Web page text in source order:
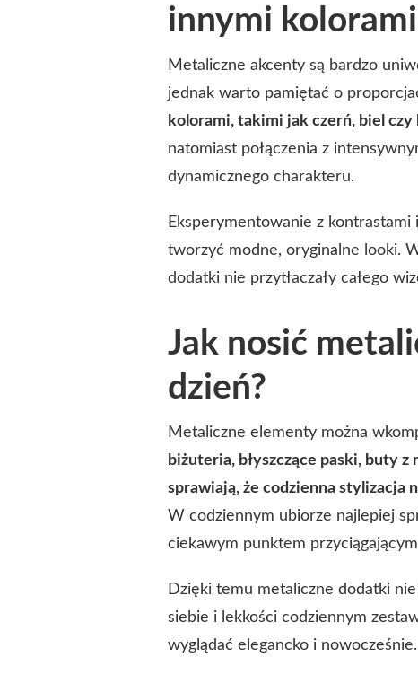
innymi
Metaliczne akcenty są bardzo
jednak warto pamiętać o
kolorami, takimi jak czerń, biel
natomiast połączenia z
dynamicznego charakteru.
Eksperymentowanie z
tworzyć modne, oryginalne looki.
dodatki nie przytłaczały całego
Jak nosić
dzień?
Metaliczne elementy można
biżuteria, błyszczące paski, buty
sprawiają, że codzienna stylizacja
W codziennym ubiorze najlepiej
ciekawym punktem
Dzięki temu metaliczne dodatki
siebie i lekkości codziennym
wyglądać elegancko i nowocześnie.